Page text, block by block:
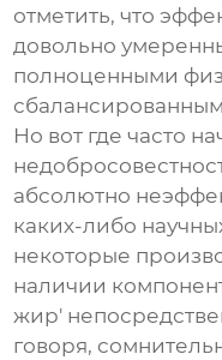
отметить, что
довольно
полноценными
Но вот где часто
абсолютно
каких-либо
некоторые
наличии
жир'
говоря,